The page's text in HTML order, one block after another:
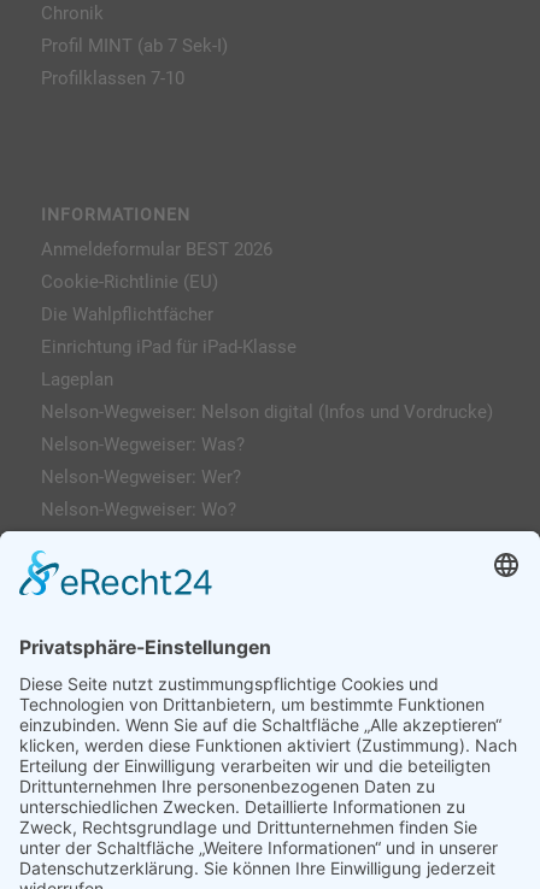
Chronik
Profil MINT (ab 7 Sek-I)
Profilklassen 7-10
INFORMATIONEN
Anmeldeformular BEST 2026
Cookie-Richtlinie (EU)
Die Wahlpflichtfächer
Einrichtung iPad für iPad-Klasse
Lageplan
Nelson-Wegweiser: Nelson digital (Infos und Vordrucke)
Nelson-Wegweiser: Was?
Nelson-Wegweiser: Wer?
Nelson-Wegweiser: Wo?
Impressum
AGs
Klassenfahrten / Exkursionen
Profilklassen 5/6
Formulare & Downloads
Nelson-Wegweiser
WebUntis / Sdui
Grünes Klassenzimmer
Kreativklasse